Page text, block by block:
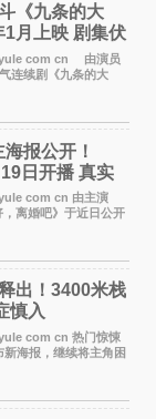
《九条的大
月上映 剧集伏
com cn 由演员
连续剧《九条的大
将于明年1月8日全国
松村北斗再度联
海报公开！
日开播 真实
com cn 由主演
离婚吧》于近日公开
计时。 海报中，男
向不同方向，中央的
出！3400米栈
慎入
com cn 热门惊悚
海报，继续将主角困
摇欲坠的徒步栈
美上映，恐高症患者